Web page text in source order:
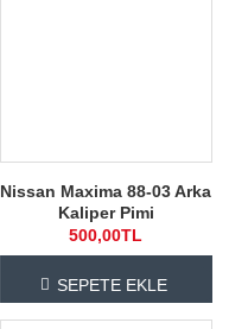
Nissan Maxima 88-03 Arka
Kaliper Pimi
500,00TL
SEPETE EKLE